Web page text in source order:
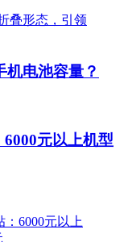
电池容量？
元以上机型